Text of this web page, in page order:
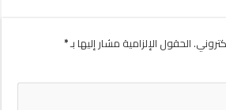
الحقول الإلزامية مشار إليها بـ*